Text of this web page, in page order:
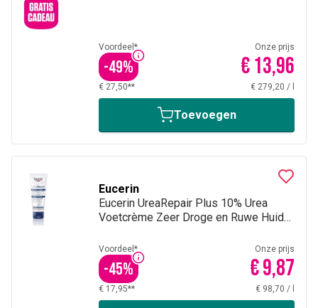
Voordeel*
-49%
Onze prijs
€ 13,96
€ 27,50** € 279,20 /
Toevoegen
Eucerin
Eucerin UreaRepair Plus 10% Urea
Voetcrème Zeer Droge en Ruwe Huid
Voordeel*
-45%
Onze prijs
€ 9,87
€ 17,95** € 98,70 /